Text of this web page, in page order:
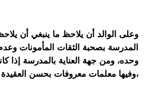
المدرسة بصحبة الثقات المأمونات
وحده، ومن جهة العناية بالمدرسة إذا
وفيها معلمات معروفات بحسن العقيدة والسيرة،